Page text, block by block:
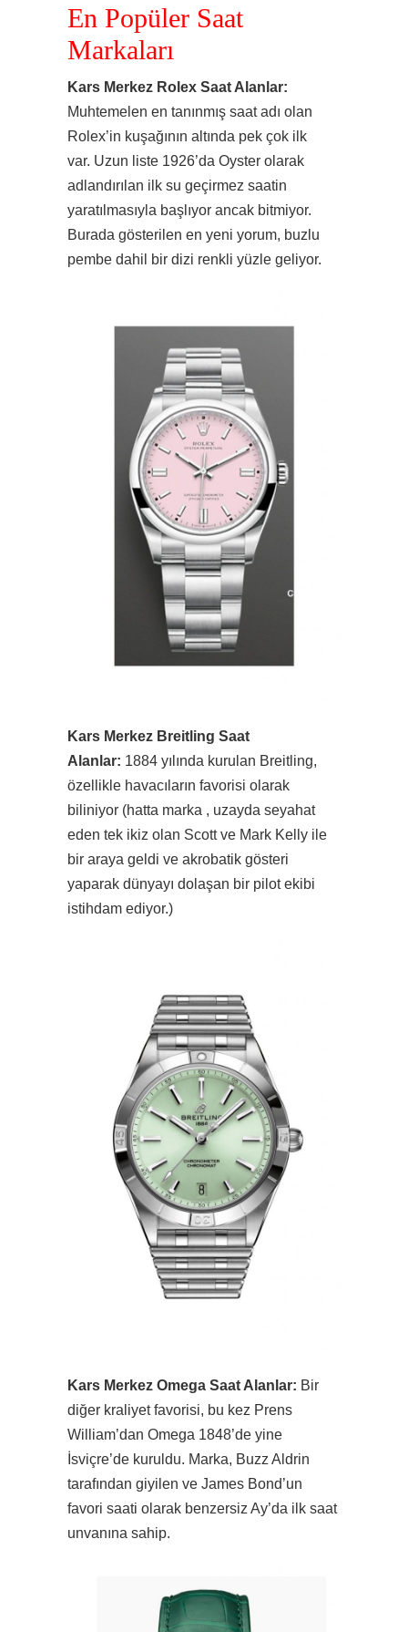
En Popüler Saat
Markaları
Kars Merkez Rolex Saat Alanlar:
Muhtemelen en tanınmış saat adı olan
Rolex’in kuşağının altında pek çok ilk
var. Uzun liste 1926’da Oyster olarak
adlandırılan ilk su geçirmez saatin
yaratılmasıyla başlıyor ancak bitmiyor.
Burada gösterilen en yeni yorum, buzlu
pembe dahil bir dizi renkli yüzle geliyor.
Kars Merkez Breitling Saat
Alanlar: 1884 yılında kurulan Breitling,
özellikle havacıların favorisi olarak
biliniyor (hatta marka , uzayda seyahat
eden tek ikiz olan Scott ve Mark Kelly ile
bir araya geldi ve akrobatik gösteri
yaparak dünyayı dolaşan bir pilot ekibi
istihdam ediyor.)
Kars Merkez Omega Saat Alanlar: Bir
diğer kraliyet favorisi, bu kez Prens
William’dan Omega 1848’de yine
İsviçre’de kuruldu. Marka, Buzz Aldrin
tarafından giyilen ve James Bond’un
favori saati olarak benzersiz Ay’da ilk saat
unvanına sahip.